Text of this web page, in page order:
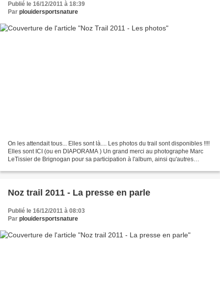
Publié le 16/12/2011 à 18:39
Par plouidersportsnature
On les attendait tous... Elles sont là.... Les photos du trail sont disponibles !!!!
Elles sont ICI (ou en DIAPORAMA ) Un grand merci au photographe Marc
LeTissier de Brignogan pour sa participation à l'album, ainsi qu'autres
Noz trail 2011 - La presse en parle
Publié le 16/12/2011 à 08:03
Par plouidersportsnature